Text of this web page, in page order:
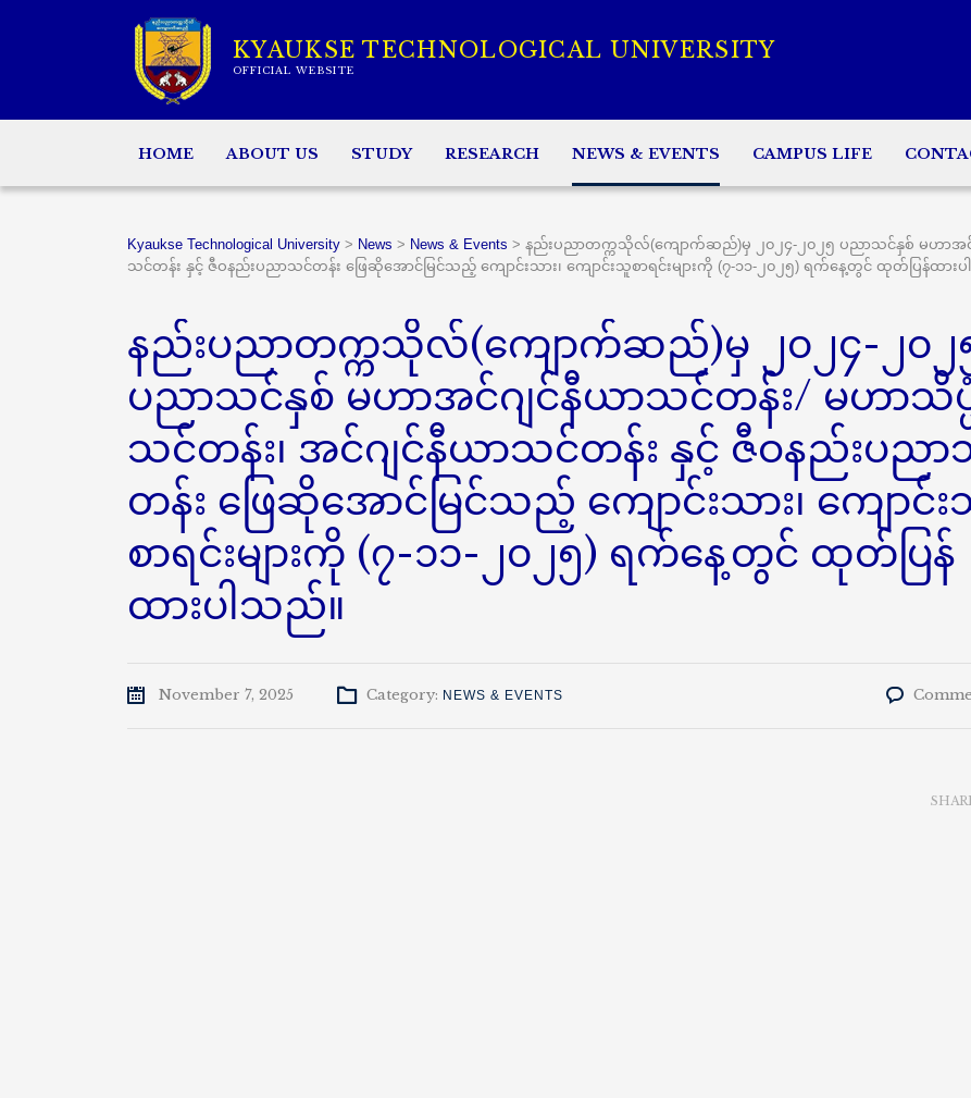
KYAUKSE TECHNOLOGICAL UNIVERSITY
OFFICIAL WEBSITE
HOME ABOUT US STUDY RESEARCH NEWS & EVENTS CAMPUS LIFE
Kyaukse Technological University > News > News & Events > နည်းပညာတက္ကသိုလ်(ကျောက်ဆည်)မှ ၂၀၂၄-၂၀၂၅ ပညာသင်နှစ် မဟာအင်
သင်တန်း နှင့် ဇီဝနည်းပညာသင်တန်း ဖြေဆိုအောင်မြင်သည့် ကျောင်းသား၊ ကျောင်းသူစာရင်းများကို (၇-၁၁-၂၀၂၅) ရက်နေ့တွင် ထုတ်ပြန်ထား
နည်းပညာတက္ကသိုလ်(ကျောက်ဆည်)မှ ၂၀၂၄-၂၀၂
ပညာသင်နှစ် မဟာအင်ဂျင်နီယာသင်တန်း/ မဟာသိပ္
သင်တန်း၊ အင်ဂျင်နီယာသင်တန်း နှင့် ဇီဝနည်းပည
တန်း ဖြေဆိုအောင်မြင်သည့် ကျောင်းသား၊ ကျောင်
စာရင်းများကို (၇-၁၁-၂၀၂၅) ရက်နေ့တွင် ထုတ်ပြန်
ထားပါသည်။
November 7, 2025 Category: NEWS & EVENTS